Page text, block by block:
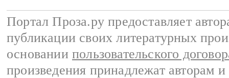
Портал Проза.ру предоставляет
публикации своих литературных
основании пользовательского
произведения принадлежат авторам